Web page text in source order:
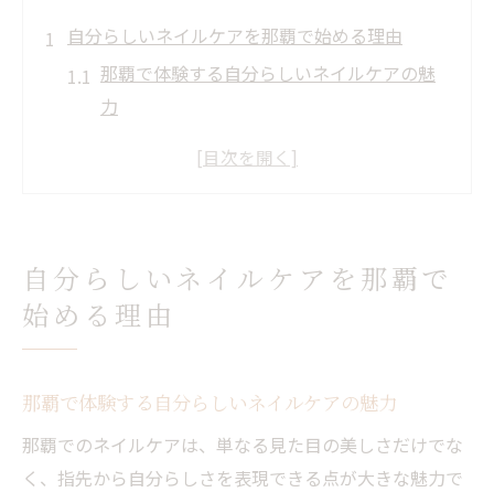
自分らしいネイルケアを那覇で始める理由
那覇で体験する自分らしいネイルケアの魅
力
自爪育成とネイルケアがもたらす心の変化
那覇で人気のネイルケアサロンの特徴とは
気になる深爪や噛み癖 悩み対策の第一歩
自爪育成が悩み解消に効果的な理由を解説
那覇のネイルケアサロンで安心のカウンセ
リング
自分らしいネイルケアを那覇で
始める理由
那覇で体験する自分らしいネイルケアの魅力
那覇でのネイルケアは、単なる見た目の美しさだけでな
く、指先から自分らしさを表現できる点が大きな魅力で